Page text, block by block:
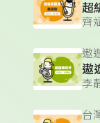
超
齊
遨
遨
李
台